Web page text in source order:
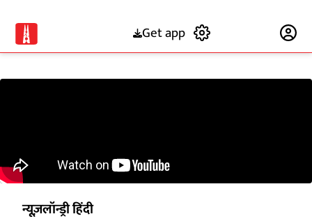
Get app
न्यूज़लॉन्ड्री हिंदी